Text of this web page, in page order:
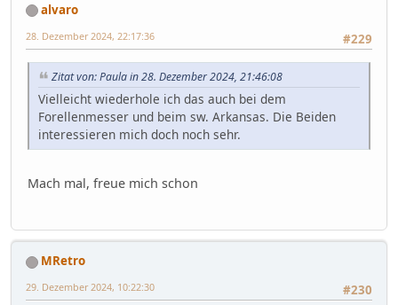
alvaro
#229
28. Dezember 2024, 22:17:36
Zitat von: Paula in 28. Dezember 2024, 21:46:08
Vielleicht wiederhole ich das auch bei dem
Forellenmesser und beim sw. Arkansas. Die Beiden
interessieren mich doch noch sehr.
Mach mal, freue mich schon
MRetro
#230
29. Dezember 2024, 10:22:30